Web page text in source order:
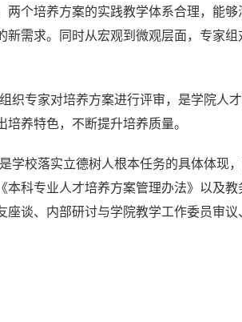
两个培养方案的实践教学体系合理，能
需求。
同时从宏观到微观层面，专家
组织专家对培养方案进行评审，是学院人
养特色，不断提升培养质量。
学校落实立德树人根本任务的具体体现
本科专业人才培养方案管理办法》以及
座谈、内部研讨与学院教学工作委员审